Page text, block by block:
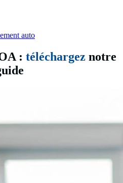
auto
: téléchargez notre